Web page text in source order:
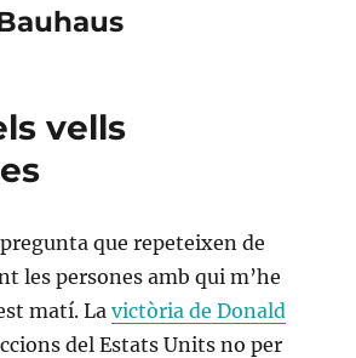
vells
pregunta que repeteixen de
les persones amb qui m’he
matí. Lavictòria de Donald
del Estats Units no per